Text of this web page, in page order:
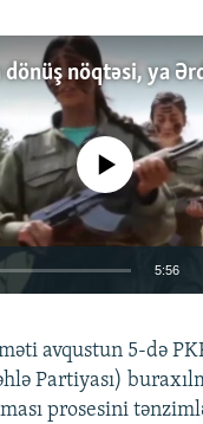
240p 360p
source currently
5:56
avqustun 5-də
Partiyası)
prosesini